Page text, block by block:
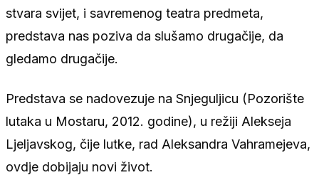
stvara svijet, i savremenog teatra predmeta,
predstava nas poziva da slušamo drugačije, da
gledamo drugačije.
Predstava se nadovezuje na Snjeguljicu (Pozorište
lutaka u Mostaru, 2012. godine), u režiji Alekseja
Ljeljavskog, čije lutke, rad Aleksandra Vahramejeva,
ovdje dobijaju novi život.